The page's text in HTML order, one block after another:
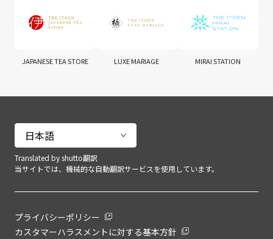
Translated by shutto翻訳
当サイトでは、機械的な自動翻訳サービスを使用しています。
JAPANESE TEA STORE LUXE MARIAGE MIRAI STATION
プライバシーポリシー
カスタマーハラスメントに対する基本方針